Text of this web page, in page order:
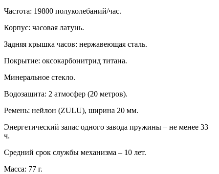
Частота: 19800 полуколебаний/час.
Корпус: часовая латунь.
Задняя крышка часов: нержавеющая сталь.
Покрытие: оксокарбонитрид титана.
Минеральное стекло.
Водозащита: 2 атмосфер (20 метров).
Ремень: нейлон (ZULU), ширина 20 мм.
Энергетический запас одного завода пружины – не менее 33
ч.
Средний срок службы механизма – 10 лет.
Масса: 77 г.